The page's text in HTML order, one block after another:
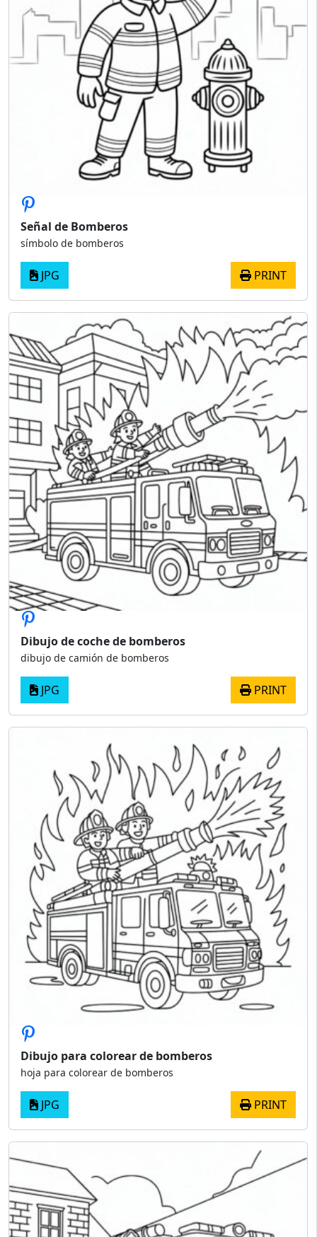
Señal de Bomberos
símbolo de bomberos
JPG PRINT
Dibujo de coche de bomberos
dibujo de camión de bomberos
JPG PRINT
Dibujo para colorear de bomberos
hoja para colorear de bomberos
JPG PRINT